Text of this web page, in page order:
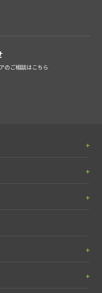
のご相談はこちら